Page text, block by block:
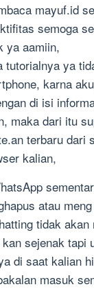
mayuf.id
semoga
ya aamiin,
tutorialnya ya
karna
di isi
maka dari itu
terbaru dari
kalian,
atau
tidak
sejenak tapi
di saat kalian
masuk